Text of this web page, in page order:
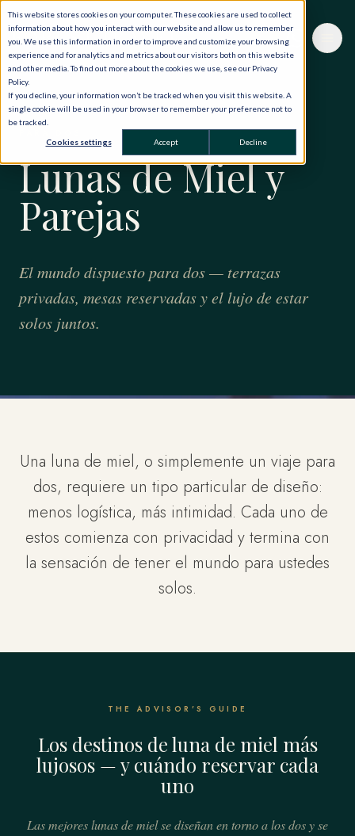
This website stores cookies on your computer. These cookies are used to collect
information about how you interact with our website and allow us to remember
you. We use this information in order to improve and customize your browsing
experience and for analytics and metrics about our visitors both on this website
and other media. To find out more about the cookies we use, see our Privacy
Policy.
If you decline, your information won’t be tracked when you visit this website. A
single cookie will be used in your browser to remember your preference not to
be tracked.
Cookies settings Accept Decline
Lunas de Miel y
Parejas
El mundo dispuesto para dos — terrazas
privadas, mesas reservadas y el lujo de estar
solos juntos.
Una luna de miel, o simplemente un viaje para
dos, requiere un tipo particular de diseño:
menos logística, más intimidad. Cada uno de
estos comienza con privacidad y termina con
la sensación de tener el mundo para ustedes
solos.
THE ADVISOR'S GUIDE
Los destinos de luna de miel más
lujosos — y cuándo reservar cada
uno
Las mejores lunas de miel se diseñan en torno a los dos y se